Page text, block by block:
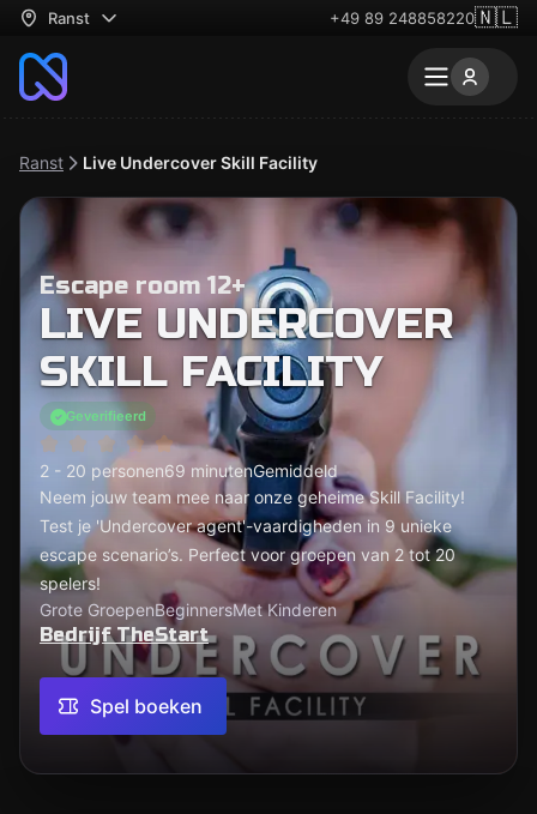
Ranst +49 89 248858220🇳🇱
Ranst Live Undercover Skill Facility
Escape room 12+
LIVE UNDERCOVER
SKILL FACILITY
Geverifieerd
2 - 20 personen69 minutenGemiddeld
Neem jouw team mee naar onze geheime Skill Facility!
Test je 'Undercover agent'-vaardigheden in 9 unieke
escape scenario’s. Perfect voor groepen van 2 tot 20
spelers!
Grote GroepenBeginnersMet Kinderen
Bedrijf TheStart
Spel boeken